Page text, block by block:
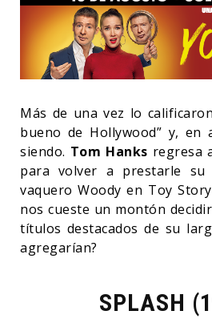
Más de una vez lo
bueno de Hollywood” y, en
siendo. Tom Hanks regresa
para volver a prestarle su
vaquero Woody en Toy
nos cueste un montón
títulos destacados de su
agregarían?
SPLASH